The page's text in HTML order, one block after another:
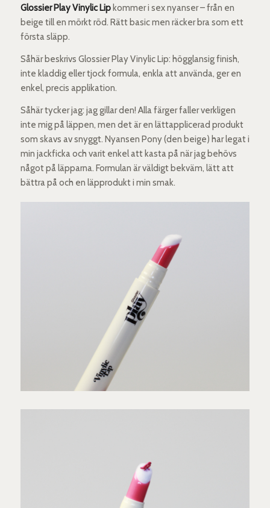
Glossier Play Vinylic Lipkommer i sex nyanser – från en
beige till en mörkt röd. Rätt basic men räcker bra som ett
första släpp.
Såhär beskrivs Glossier Play Vinylic Lip: högglansig finish,
inte kladdig eller tjock formula, enkla att använda, ger en
enkel, precis applikation.
Såhär tycker jag: jag gillar den! Alla färger faller verkligen
inte mig på läppen, men det är en lättapplicerad produkt
som skavs av snyggt. Nyansen Pony (den beige) har legat i
min jackficka och varit enkel att kasta på när jag behövs
något på läpparna. Formulan är väldigt bekväm, lätt att
bättra på och en läpprodukt i min smak.